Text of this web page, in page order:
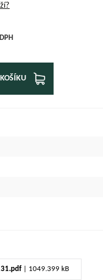
| 1049.399 kB